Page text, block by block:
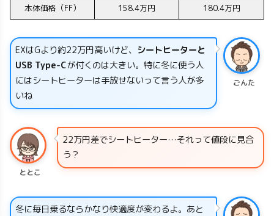
本体価格（FF）
158.4万円 180.4万円
ごんた
EXはGより約22万円高いけど、 シートヒーターと
USB Type-Cが付くのは大きい。特に冬に使う人
にはシートヒーターは手放せないって言う人が多
いね
ととこ
22万円差でシートヒーター…それって値段に見合
う？
冬に毎日乗るならかなり快適度が変わるよ。あと